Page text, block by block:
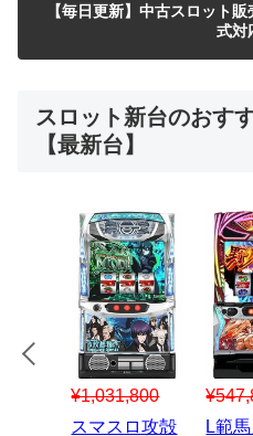
【毎日更新】中古スロット
式対
スロット新台のおす
【最新台】
¥547,800
スマスロハナ
スマ